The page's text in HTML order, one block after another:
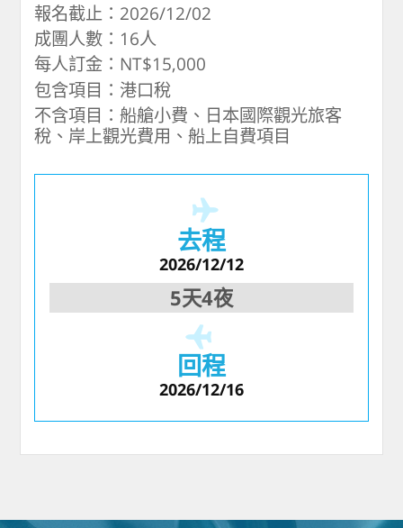
報名截止：2026/12/02
成團人數：16人
每人訂金：NT$15,000
包含項目：港口稅
不含項目：船艙小費、日本國際觀光旅客
稅、岸上觀光費用、船上自費項目
去程
2026/12/12
5天4夜
回程
2026/12/16